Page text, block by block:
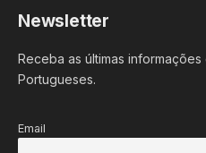
Newsletter
Receba as últimas
Portugueses.
Email